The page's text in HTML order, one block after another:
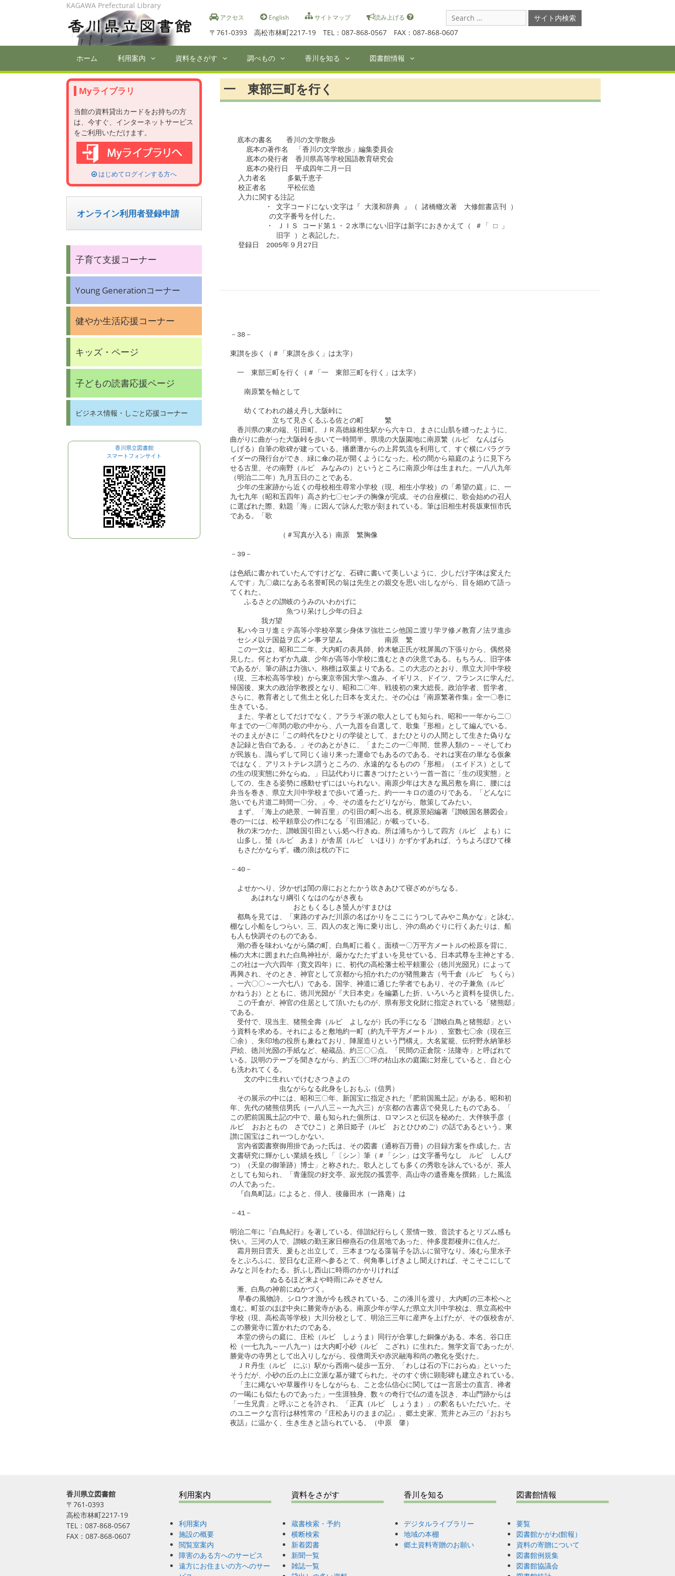
アクセス English サイトマップ 読み上げる
〒761-0393 高松市林町2217-19 TEL：087-868-0567 FAX：087-868-0607
KAGAWA Prefectural Library
Search
for:
ホーム 利用案内 資料をさがす 調べもの 香川を知る 図書館情報
一 東部三町を行く
底本の書名　　香川の文学散歩
    底本の著作名　「香川の文学散歩」編集委員会
    底本の発行者　香川県高等学校国語教育研究会
    底本の発行日　平成四年二月一日
  入力者名　　　多氣千恵子
  校正者名　　　平松伝造
  入力に関する注記
・ 文字コードにない文字は『 大漢和辞典 』（ 諸橋轍次著　大修館書店刊 ）
の文字番号を付した。
・ ＪＩＳ コード第１・２水準にない旧字は新字におきかえて（ ＃「 □ 」
旧字 ）と表記した。
  登録日　2005年９月27日
－38－
東讃を歩く（＃「東讃を歩く」は太字）
一　東部三町を行く（＃「一　東部三町を行く」は太字）
南原繁を軸として
幼くてわれの越え丹し大阪峠に
立ちて見さくるふる佐との町　　　繁
香川県の東の端、引田町。ＪＲ高徳線相生駅から六キロ、まさに山肌を縫ったように、
曲がりに曲がった大阪峠を歩いて一時間半。県境の大阪園地に南原繁（ルビ　なんばら
しげる）自筆の歌碑が建っている。播磨灘からの上昇気流を利用して、すぐ横にパラグラ
イダーの飛行台ができ、緑に傘の花が開くようになった。松の間から箱庭のように見下ろ
せる古里、その南野（ルビ　みなみの）というところに南原少年は生まれた。一八八九年
（明治二二年）九月五日のことである。
少年の生家跡から近くの母校相生尋常小学校（現、相生小学校）の「希望の庭」に、一
九七九年（昭和五四年）高さ約七〇センチの胸像が完成。その台座横に、歌会始めの召人
に選ばれた際、勅題「海」に因んで詠んだ歌が刻まれている。筆は旧相生村長坂東恒市氏
である。「歌
（＃写真が入る）南原　繁胸像
－39－
は色紙に書かれていたんですけどな、石碑に書いて美しいように、少しだけ字体は変えた
んです」九〇歳になある名誉町民の翁は先生との親交を思い出しながら、目を細めて語っ
てくれた。
ふるさとの讃岐のうみのいわかげに
魚つり呆けし少年の日よ
我ガ望
私ハ今ヨリ進ミテ高等小学校卒業シ身体ヲ強壮ニシ他国ニ渡リ学ヲ修メ教育ノ法ヲ進歩
セシメ以テ国益ヲ広メン事ヲ望ム　　　　　　南原　繁
この一文は、昭和二二年、大内町の表具師、鈴木敏正氏が枕屏風の下張りから、偶然発
見した。何とわずか九歳、少年が高等小学校に進むときの決意である。もちろん、旧字体
であるが、筆の跡は力強い。栴檀は双葉よりである。この大志のとおり、県立大川中学校
（現、三本松高等学校）から東京帝国大学へ進み、イギリス、ドイツ、フランスに学んだ。
帰国後、東大の政治学教授となり、昭和二〇年、戦後初の東大総長。政治学者、哲学者、
さらに、教育者として焦土と化した日本を支えた。その心は『南原繁著作集』全一〇巻に
生きている。
また、学者としてだけでなく、アララギ派の歌人としても知られ、昭和一一年から二〇
年までの一〇年間の歌の中から、八一九首を自選して、歌集『形相』として編んでいる。
そのまえがきに「この時代をひとりの学徒として、またひとりの人間として生きた偽りな
き記録と告白である。」そのあとがきに、「またこの一〇年間、世界人類の－－そしてわ
が民族も、識らずして同じく辿り来った運命でもあるのである。それは実在の単なる仮象
ではなく、アリストテレス謂うところの、永遠的なるものの『形相』（エイドス）として
の生の現実態に外ならぬ。」日誌代わりに書きつけたという一首一首に「生の現実態」と
しての、生きる姿勢に感動せずにはいられない。南原少年は大きな風呂敷を肩に、腰には
弁当を巻き、県立大川中学校まで歩いて通った。約一一キロの道のりである。「どんなに
急いでも片道二時間一〇分。」今、その道をたどりながら、散策してみたい。
まず、「海上の絶景、一眸百里」の引田の町へ出る。梶原景紹編著『讃岐国名勝図会』
巻の一には、松平頼章公の作になる「引田浦記」が載っている。
秋の末つかた、讃岐国引田といふ処へ行きぬ。所は浦ちかうして四方（ルビ　よも）に
山多し。蜑（ルビ　あま）が舎居（ルビ　いほり）かずかずあれば、うちよろぼひて棟
もさだかならず。磯の浪は枕の下に
－40－
よせかへり、汐かぜは閨の扉におとたかう吹きあひて寝ざめがちなる。
あはれなり綱引くなはのながき夜も
    　          おともくるしき蜑人がすまひは
都鳥を見ては、「東路のすみだ川原の名ばかりをここにうつしてみやこ鳥かな」と詠む。
棚なし小船をしつらい、三、四人の友と海に乗り出し、沖の島めぐりに行くあたりは、船
も人も快調そのものである。
潮の香を味わいながら隣の町、白鳥町に着く。面積一〇万平方メートルの松原を背に、
楠の大木に囲まれた白鳥神社が、厳かなたたずまいを見せている。日本武尊を主神とする、
この社は一六六四年（寛文四年）に、初代の高松藩士松平頼重公（徳川光圀兄）によって
再興され、そのとき、神官として京都から招かれたのが猪熊兼古（号千倉（ルビ　ちくら）
。一六〇〇～一六七八）である。国学、神道に通じた学者でもあり、その子兼魚（ルビ
かねうお）とともに、徳川光圀が『大日本史』を編纂した折、いろいろと資料を提供した。
この千倉が、神官の住居として頂いたものが、県有形文化財に指定されている「猪熊邸」
である。
受付で、現当主、猪熊全壽（ルビ　よしなが）氏の手になる「讃岐白鳥と猪熊邸」とい
う資料を求める。それによると敷地約一町（約九千平方メートル）、室数七〇余（現在三
〇余）、朱印地の役所も兼ねており、陣屋造りという門構え。大名駕籠、伝狩野永納筆杉
戸絵、徳川光圀の手紙など、秘蔵品、約三〇〇点。「民間の正倉院・法隆寺」と呼ばれて
いる。説明のテープを聞きながら、約五〇〇坪の枯山水の庭園に対座していると、自と心
も洗われてくる。
文の中に生れいでけむさつきよの
虫ながらなる此身をしおもふ（信男）
その展示の中には、昭和三〇年、新国宝に指定された『肥前国風土記』がある。昭和初
年、先代の猪熊信男氏（一八八三～一九六三）が京都の古書店で発見したものである。「
この肥前国風土記の中で、最も知られた個所は、ロマンスと伝説を秘めた、大伴狭手彦（
ルビ  おおともの　さでひこ）と弟日姫子（ルビ　おとひひめご）の話であるという。東
讃に国宝はこれ一つしかない。
宮内省図書寮御用掛であった氏は、その図書（通称百万冊）の目録方案を作成した。古
文書研究に輝かしい業績を残し「〔シン〕筆（＃「シン」は文字番号なし　ルビ　しんぴ
つ）（天皇の御筆跡）博士」と称された。歌人としても多くの秀歌を詠んでいるが、茶人
としても知られ、「青蓮院の好文亭、寂光院の孤雲亭、高山寺の遺香庵を撰銘」した風流
の人であった。
『白鳥町誌』によると、俳人、後藤田水（一路庵）は
－41－
明治二年に『白鳥紀行』を著している。俳諧紀行らしく景情一致、音読するとリズム感も
快い。三河の人で、讃岐の勤王家日柳燕石の住居地であった、仲多度郡榎井に住んだ。
霜月朔日雲天、爰もと出立して、三本まつなる藻翁子を訪ふに留守なり。湊むら里水子
をとぶろふに、翌日なむ正府へ参るとて、何角事しげきよし聞えければ、そこそこにして
みなと川をわたる。折ふし西山に時雨のかかりければ
          ぬるるほど来よや時雨にみそぎせん
漸、白鳥の神前にぬかづく。
  早春の風物詩、シロウオ漁が今も残されている、この湊川を渡り、大内町の三本松へと
進む。町並のほぼ中央に勝覚寺がある。南原少年が学んだ県立大川中学校は、県立高松中
学校（現、高松高等学校）大川分校として、明治三三年に産声を上げたが、その仮校舎が、
この勝覚寺に置かれたのである。
本堂の傍らの庭に、庄松（ルビ　しょうま）同行が合掌した銅像がある。本名、谷口庄
松（一七九九～一八九一）は大内町小砂（ルビ　こざれ）に生れた。無学文盲であったが、
勝覚寺の寺男として出入りしながら、役僧周天や赤沢融海和尚の教化を受けた。
ＪＲ丹生（ルビ　にぶ）駅から西南へ徒歩一五分、「わしは石の下におらぬ」といった
そうだが、小砂の丘の上に立派な墓が建てられた。そのすぐ傍に顕彰碑も建立されている。
「主に縄ないや草履作りをしながらも、こと念仏信心に関しては一言居士の直言、禅者
の一喝にも似たものであった」一生涯独身、数々の奇行で仏の道を説き、本山門跡からは
「一生兄貴」と呼ぶことを許され、「正真（ルビ　しょうま）」の釈名もいただいた。そ
のユニークな言行は林性常の『庄松ありのままの記』、郷土史家、荒井とみ三の『おおち
夜話』に温かく、生き生きと語られている。（中原　肇）
Myライブラリ
当館の資料貸出カードをお持ちの方
は、今すぐ、インターネットサービス
をご利用いただけます。
はじめてログインする方へ
オンライン利用者登録申請
子育て支援コーナー
Young Generationコーナー
健やか生活応援コーナー
キッズ・ページ
子どもの読書応援ページ
ビジネス情報・しごと応援コーナー
香川県立図書館
スマートフォンサイト
香川県立図書館
〒761-0393
高松市林町2217-19
TEL：087-868-0567
FAX：087-868-0607
利用案内
利用案内
施設の概要
閲覧室案内
障害のある方へのサービス
遠方にお住まいの方へのサー
資料をさがす
蔵書検索・予約
横断検索
新着図書
新聞一覧
雑誌一覧
香川を知る
デジタルライブラリー
地域の本棚
郷土資料寄贈のお願い
図書館情報
要覧
図書館かがわ(館報）
資料の寄贈について
図書館例規集
図書館協議会